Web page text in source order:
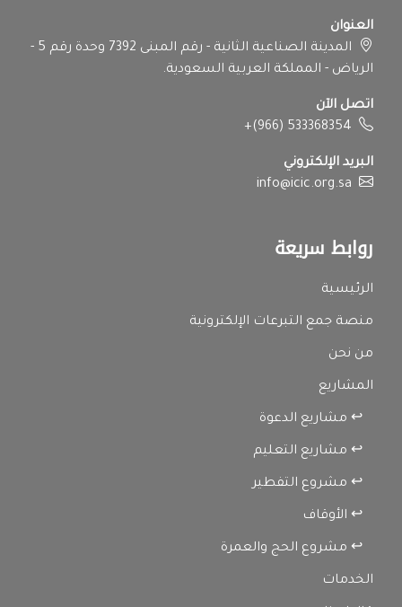
العنوان
المدينة الصناعية الثانية - رقم المبنى 7392 وحدة رقم 5 -
الرياض - المملكة العربية السعودية.
اتصل الآن
+(966) 533368354
البريد الإلكتروني
info@icic.org.sa
روابط سريعة
الرئيسية
منصة جمع التبرعات الإلكترونية
من نحن
المشاريع
↩ مشاريع الدعوة
↩ مشاريع التعليم
↩ مشروع التفطير
↩ الأوقاف
↩ مشروع الحج والعمرة
الخدمات